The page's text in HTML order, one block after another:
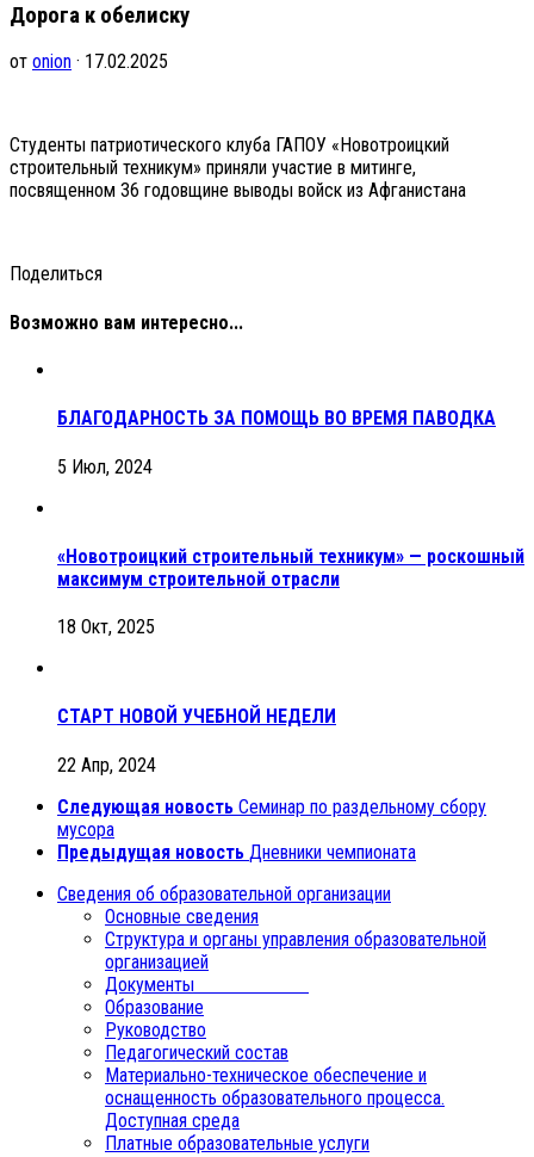
Дорога к обелиску
от onion · 17.02.2025
Студенты патриотического клуба ГАПОУ «Новотроицкий
строительный техникум» приняли участие в митинге,
посвященном 36 годовщине выводы войск из Афганистана
Поделиться
Возможно вам интересно...
БЛАГОДАРНОСТЬ ЗА ПОМОЩЬ ВО ВРЕМЯ ПАВОДКА
5 Июл, 2024
«Новотроицкий строительный техникум» — роскошный
максимум строительной отрасли
18 Окт, 2025
СТАРТ НОВОЙ УЧЕБНОЙ НЕДЕЛИ
22 Апр, 2024
Следующая новость Cеминар по раздельному сбору
мусора
Предыдущая новость Дневники чемпионата
Сведения об образовательной организации
Основные сведения
Структура и органы управления образовательной
организацией
Документы
Образование
Руководство
Педагогический состав
Материально-техническое обеспечение и
оснащенность образовательного процесса.
Доступная среда
Платные образовательные услуги